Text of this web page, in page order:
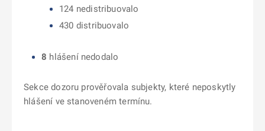
124 nedistribuovalo
430 distribuovalo
8 hlášení nedodalo
Sekce dozoru prověřovala subjekty, které neposkytly
hlášení ve stanoveném termínu.